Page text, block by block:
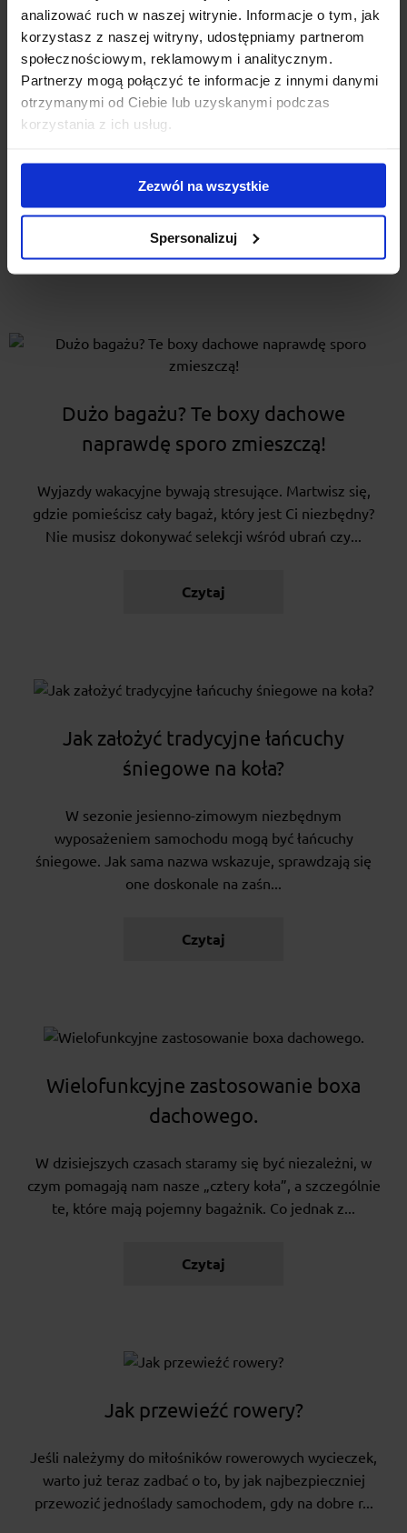
analizować ruch w naszej witrynie. Informacje o tym, jak
korzystasz z naszej witryny, udostępniamy partnerom
społecznościowym, reklamowym i analitycznym.
Partnerzy mogą połączyć te informacje z innymi danymi
otrzymanymi od Ciebie lub uzyskanymi podczas
korzystania z ich usług.
Zezwól na wszystkie
Spersonalizuj
Bezpieczna jazda zimą. Wyposaż auto
w łańcuchy.
jest tylko na szczególnie wymagających górskich
trasach. Jednak coraz więcej kierowców — narciarzy,...
Czytaj
Dużo bagażu? Te boxy dachowe
naprawdę sporo zmieszczą!
Wyjazdy wakacyjne bywają stresujące. Martwisz się,
gdzie pomieścisz cały bagaż, który jest Ci niezbędny?
Nie musisz dokonywać selekcji wśród ubrań czy...
Czytaj
Jak założyć tradycyjne łańcuchy
śniegowe na koła?
W sezonie jesienno-zimowym niezbędnym
wyposażeniem samochodu mogą być łańcuchy
śniegowe. Jak sama nazwa wskazuje, sprawdzają się
one doskonale na zaśn...
Czytaj
Wielofunkcyjne zastosowanie boxa
dachowego.
W dzisiejszych czasach staramy się być niezależni, w
czym pomagają nam nasze „cztery koła”, a szczególnie
te, które mają pojemny bagażnik. Co jednak z...
Czytaj
Jak przewieźć rowery?
Jeśli należymy do miłośników rowerowych wycieczek,
warto już teraz zadbać o to, by jak najbezpieczniej
przewozić jednoślady samochodem, gdy na dobre r...